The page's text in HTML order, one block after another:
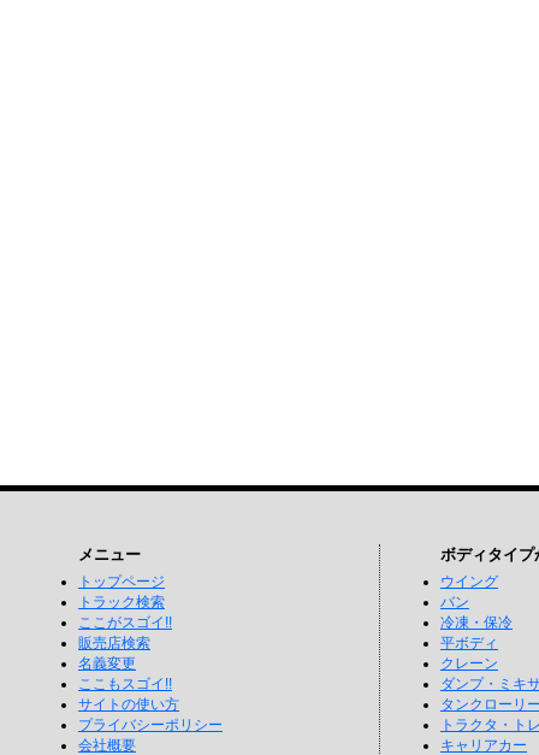
メニュー
トップページ
トラック検索
ここがスゴイ!!
販売店検索
名義変更
ここもスゴイ!!
サイトの使い方
プライバシーポリシー
会社概要
ボディタイプ
ウイング
バン
冷凍・保冷
平ボディ
クレーン
ダンプ・ミキ
タンクローリ
トラクタ・ト
キャリアカー